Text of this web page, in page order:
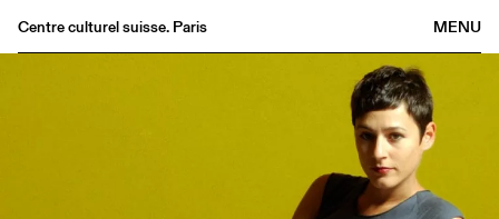
MENU
Centre culturel suisse. Paris